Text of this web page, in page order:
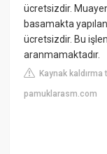
ücretsizdir.
basamakta
ücretsizdir. Bu
aranmamaktadır.
Kaynak kaldırma
pamuklarasm.com